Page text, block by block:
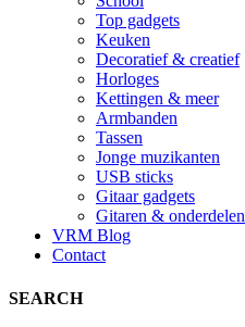
Top gadgets
Keuken
Decoratief & creatief
Horloges
Kettingen & meer
Armbanden
Tassen
Jonge muzikanten
USB sticks
Gitaar gadgets
Gitaren & onderdelen
VRM Blog
Contact
SEARCH